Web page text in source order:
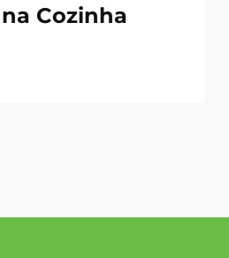
Cozinha